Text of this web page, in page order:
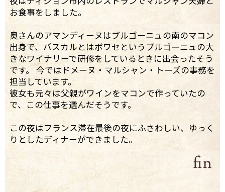
お食事をしました。
奥さんのアマンディーヌはブルゴーニュの南のマコン
出身で、パスカルとはボワセというブルゴーニュの大
きなワイナリーで研修をしているときに出会ったそう
です。 今ではドメーヌ・マルシャン・トーズの事務を
担当しています。
彼女も元々は父親がワインをマコンで作っていたの
で、この仕事を選んだそうです。
この夜はフランス滞在最後の夜にふさわしい、ゆっく
りとしたディナーができました。